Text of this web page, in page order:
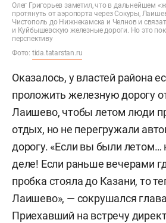
Олег Григорьев заметил, что в дальнейшем
протянуть от аэропорта через Сокуры,
Чистополь до Нижнекамска и Челнов и
и Куйбышевскую железные дороги. Но это
перспективу
Фото: tida.tatarstan.ru
Оказалось, у властей района
проложить железную дорогу
Лаишево, чтобы летом люди
отдых, но не перегружали
дорогу. «Если вы были летом…
деле! Если раньше вечерами
пробка стояла до Казани, то
Лаишево», — сокрушался
Приехавший на встречу